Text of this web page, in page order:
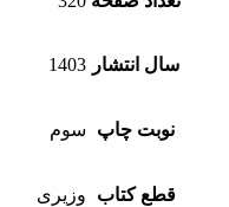
سال انتشار 1403
نوبت چاپ سوم
قطع کتاب وزیری